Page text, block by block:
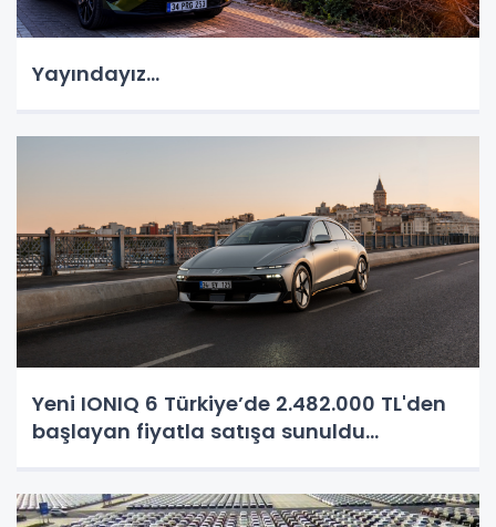
Yayındayız...
Yeni IONIQ 6 Türkiye’de 2.482.000 TL'den
başlayan fiyatla satışa sunuldu...